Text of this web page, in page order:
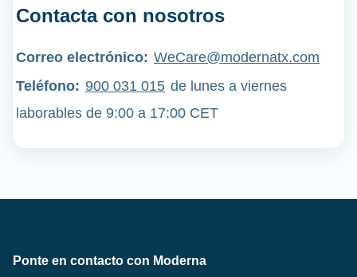
Contacta con nosotros
Correo electrónico: WeCare@modernatx.com
Teléfono: 900 031 015 de lunes a viernes
laborables de 9:00 a 17:00 CET
Ponte en contacto con Moderna